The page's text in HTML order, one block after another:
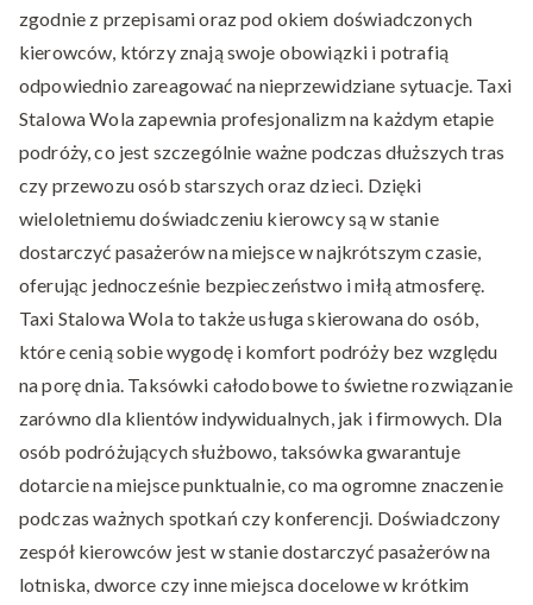
zgodnie z przepisami oraz pod okiem doświadczonych
kierowców, którzy znają swoje obowiązki i potrafią
odpowiednio zareagować na nieprzewidziane sytuacje. Taxi
Stalowa Wola zapewnia profesjonalizm na każdym etapie
podróży, co jest szczególnie ważne podczas dłuższych tras
czy przewozu osób starszych oraz dzieci. Dzięki
wieloletniemu doświadczeniu kierowcy są w stanie
dostarczyć pasażerów na miejsce w najkrótszym czasie,
oferując jednocześnie bezpieczeństwo i miłą atmosferę.
Taxi Stalowa Wola to także usługa skierowana do osób,
które cenią sobie wygodę i komfort podróży bez względu
na porę dnia. Taksówki całodobowe to świetne rozwiązanie
zarówno dla klientów indywidualnych, jak i firmowych. Dla
osób podróżujących służbowo, taksówka gwarantuje
dotarcie na miejsce punktualnie, co ma ogromne znaczenie
podczas ważnych spotkań czy konferencji. Doświadczony
zespół kierowców jest w stanie dostarczyć pasażerów na
lotniska, dworce czy inne miejsca docelowe w krótkim